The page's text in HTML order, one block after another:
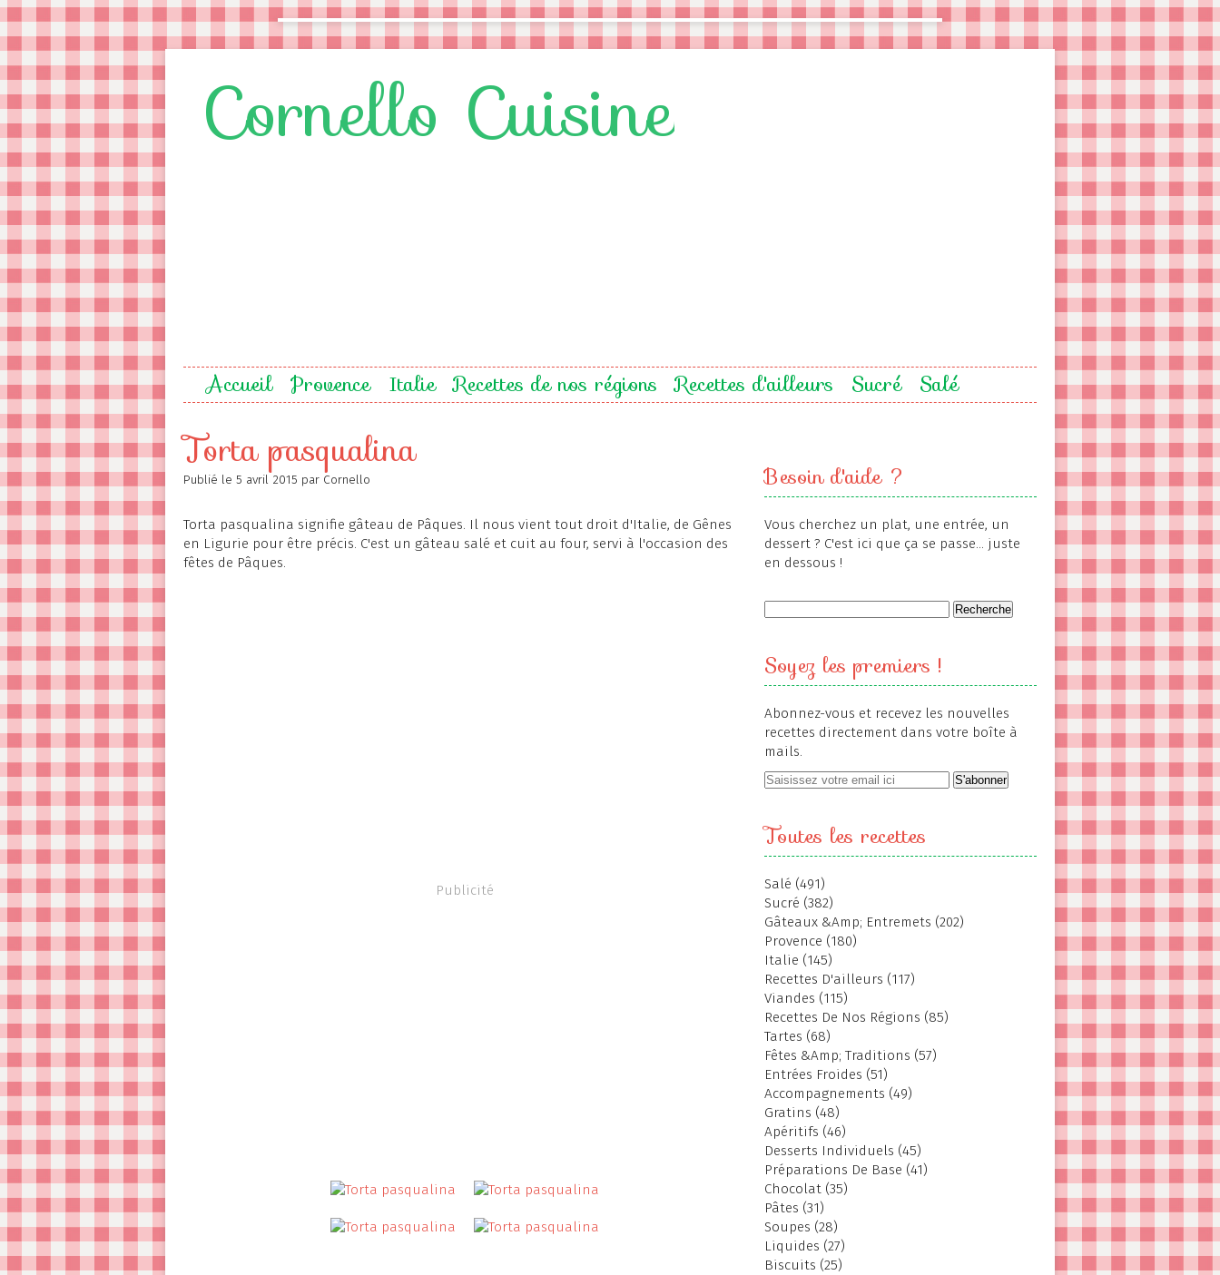
Cornello Cuisine
Accueil Provence Italie Recettes de nos régions Recettes d'ailleurs Sucré Salé
Torta pasqualina
Publié le 5 avril 2015 par Cornello
Torta pasqualina signifie gâteau de Pâques. Il nous vient tout droit d'Italie, de Gênes
en Ligurie pour être précis. C'est un gâteau salé et cuit au four, servi à l'occasion des
fêtes de Pâques.
Publicité
Besoin d'aide ?
Vous cherchez un plat, une entrée, un
dessert ? C'est ici que ça se passe... juste
en dessous !
Soyez les premiers !
Abonnez-vous et recevez les nouvelles
recettes directement dans votre boîte à
mails.
Toutes les recettes
Salé (491)
Sucré (382)
Gâteaux &Amp; Entremets (202)
Provence (180)
Italie (145)
Recettes D'ailleurs (117)
Viandes (115)
Recettes De Nos Régions (85)
Tartes (68)
Fêtes &Amp; Traditions (57)
Entrées Froides (51)
Accompagnements (49)
Gratins (48)
Apéritifs (46)
Desserts Individuels (45)
Préparations De Base (41)
Chocolat (35)
Pâtes (31)
Soupes (28)
Liquides (27)
Biscuits (25)